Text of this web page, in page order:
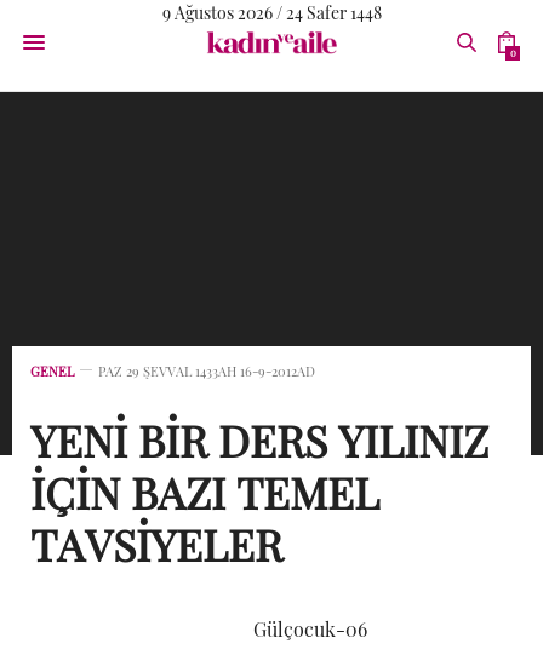
9 Ağustos 2026 / 24 Safer 1448
0
GENEL PAZ 29 ŞEVVAL 1433AH 16-9-2012AD
YENİ BİR DERS YILINIZ
İÇİN BAZI TEMEL
TAVSİYELER
Gülçocuk-06